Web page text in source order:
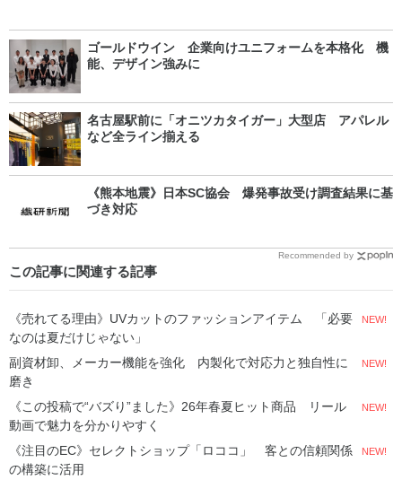
ゴールドウイン 企業向けユニフォームを本格化 機
能、デザイン強みに
名古屋駅前に「オニツカタイガー」大型店 アパレル
など全ライン揃える
《熊本地震》日本SC協会 爆発事故受け調査結果に基
づき対応
Recommended by
この記事に関連する記事
《売れてる理由》UVカットのファッションアイテム 「必要
なのは夏だけじゃない」
NEW!
副資材卸、メーカー機能を強化 内製化で対応力と独自性に
磨き
NEW!
《この投稿で“バズり”ました》26年春夏ヒット商品 リール
動画で魅力を分かりやすく
NEW!
《注目のEC》セレクトショップ「ロココ」 客との信頼関係
の構築に活用
NEW!